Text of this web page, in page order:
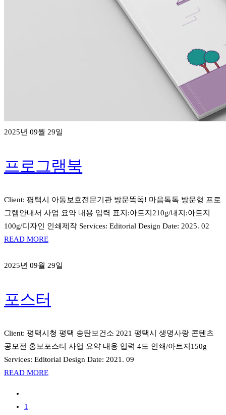
2025년 09월 29일
프로그램북
Client: 평택시 아동보호전문기관 방문똑똑! 마음톡톡 방문형 프로
그램안내서 사업 요약 내용 입력 표지:아트지210g/내지:아트지
100g/디자인 인쇄제작 Services: Editorial Design Date: 2025. 02
READ MORE
2025년 09월 29일
포스터
Client: 평택시청 평택 송탄보건소 2021 평택시 생명사랑 콘텐츠
공모전 홍보포스터 사업 요약 내용 입력 4도 인쇄/아트지150g
Services: Editorial Design Date: 2021. 09
READ MORE
1